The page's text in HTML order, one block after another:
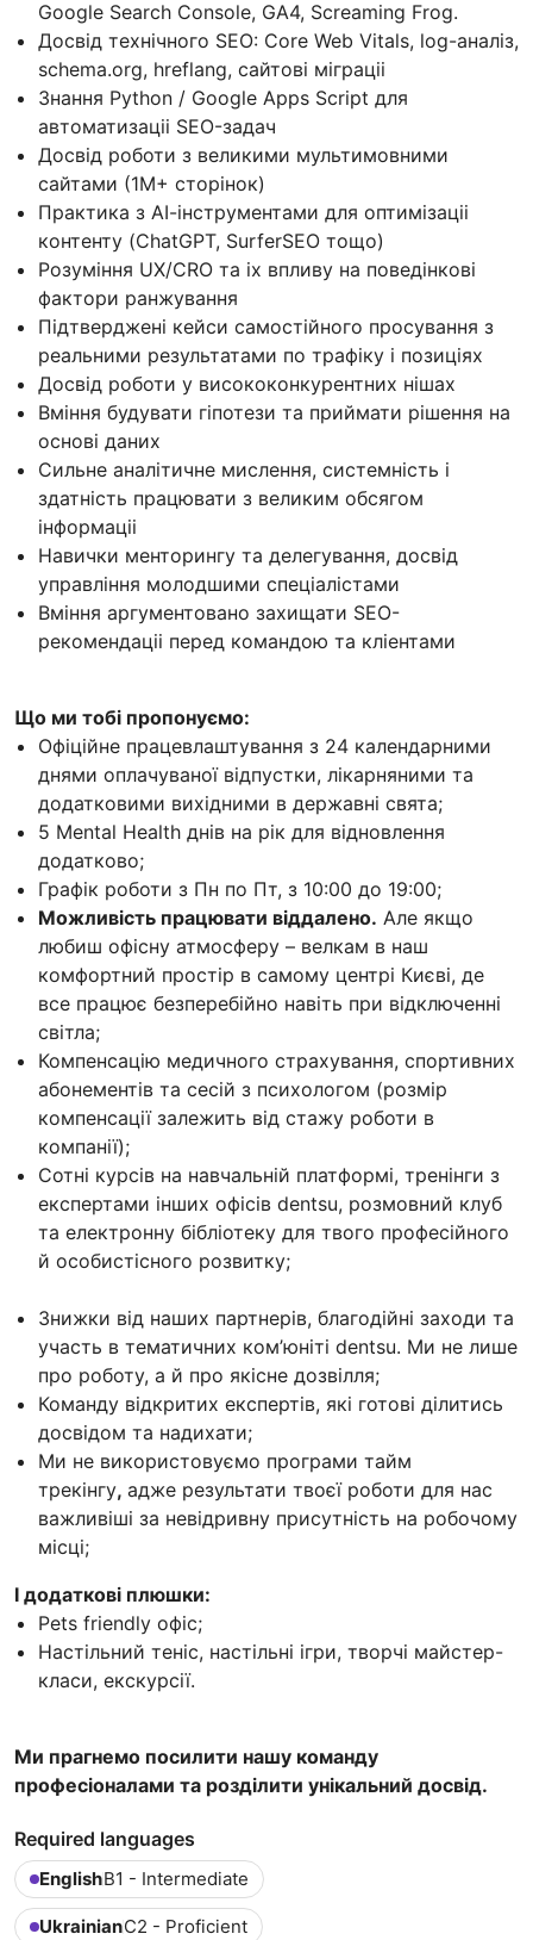
Google Search Console, GA4, Screaming Frog.
Досвiд технiчного SEO: Core Web Vitals, log-аналiз,
schema.org, hreflang, сайтовi мiграцii
Знання Python / Google Apps Script для
автоматизацii SEO-задач
Досвiд роботи з великими мультимовними
сайтами (1M+ сторiнок)
Практика з AI-iнструментами для оптимiзацii
контенту (ChatGPT, SurferSEO тощо)
Розумiння UX/CRO та iх впливу на поведiнковi
фактори ранжування
Пiдтвердженi кейси самостiйного просування з
реальними результатами по трафiку i позицiях
Досвiд роботи у висококонкурентних нiшах
Вмiння будувати гiпотези та приймати рiшення на
основi даних
Сильне аналiтичне мислення, системнiсть i
здатнiсть працювати з великим обсягом
iнформацii
Навички менторингу та делегування, досвiд
управлiння молодшими спецiалiстами
Вмiння аргументовано захищати SEO-
рекомендацii перед командою та клiентами
Що ми тобі пропонуємо:
Офіційне працевлаштування з 24 календарними
днями оплачуваної відпустки, лікарняними та
додатковими вихідними в державні свята;
5 Mental Health днів на рік для відновлення
додатково;
Графік роботи з Пн по Пт, з 10:00 до 19:00;
Можливість працювати віддалено. Але якщо
любиш офісну атмосферу – велкам в наш
комфортний простір в самому центрі Києві, де
все працює безперебійно навіть при відключенні
світла;
Компенсацію медичного страхування, спортивних
абонементів та сесій з психологом (розмір
компенсації залежить від стажу роботи в
компанії);
Сотні курсів на навчальній платформі, тренінги з
експертами інших офісів dentsu, розмовний клуб
та електронну бібліотеку для твого професійного
й особистісного розвитку;
Знижки від наших партнерів, благодійні заходи та
участь в тематичних ком’юніті dentsu. Ми не лише
про роботу, а й про якісне дозвілля;
Команду відкритих експертів, які готові ділитись
досвідом та надихати;
Ми не використовуємо програми тайм
трекінгу, адже результати твоєї роботи для нас
важливіші за невідривну присутність на робочому
місці;
І додаткові плюшки:
Pets friendly офіс;
Настільний теніс, настільні ігри, творчі майстер-
класи, екскурсії.
Ми прагнемо посилити нашу команду
професіоналами та розділити унікальний досвід.
Required languages
EnglishB1 - Intermediate
UkrainianC2 - Proficient